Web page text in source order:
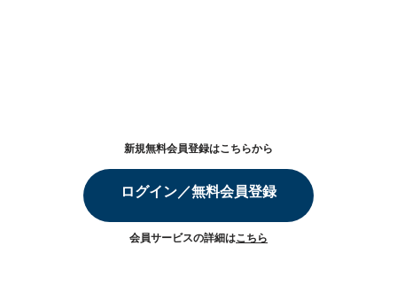
新規無料会員登録はこちらから
ログイン／無料会員登録
会員サービスの詳細はこちら